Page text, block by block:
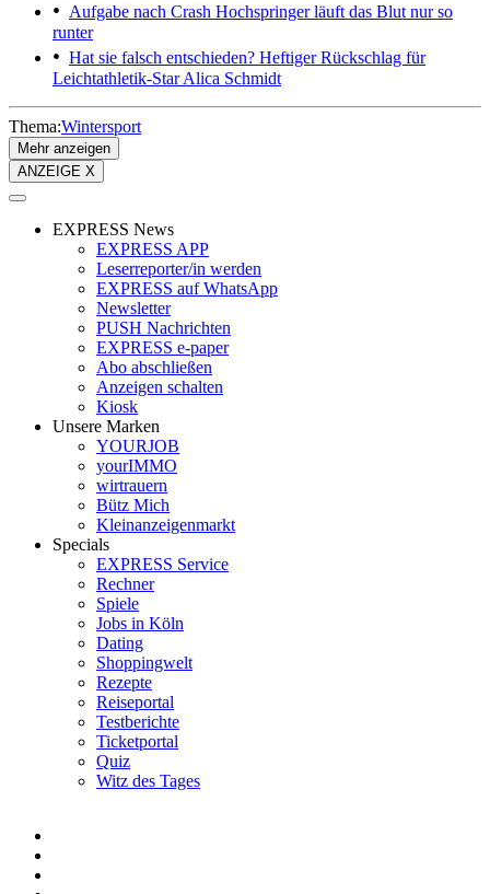
Aufgabe nach Crash Hochspringer läuft das Blut nur so
runter
Hat sie falsch entschieden? Heftiger Rückschlag für
Leichtathletik-Star Alica Schmidt
Thema:Wintersport
Mehr anzeigen
ANZEIGE X
EXPRESS News
EXPRESS APP
Leserreporter/in werden
EXPRESS auf WhatsApp
Newsletter
PUSH Nachrichten
EXPRESS e-paper
Abo abschließen
Anzeigen schalten
Kiosk
Unsere Marken
YOURJOB
yourIMMO
wirtrauern
Bütz Mich
Kleinanzeigenmarkt
Specials
EXPRESS Service
Rechner
Spiele
Jobs in Köln
Dating
Shoppingwelt
Rezepte
Reiseportal
Testberichte
Ticketportal
Quiz
Witz des Tages